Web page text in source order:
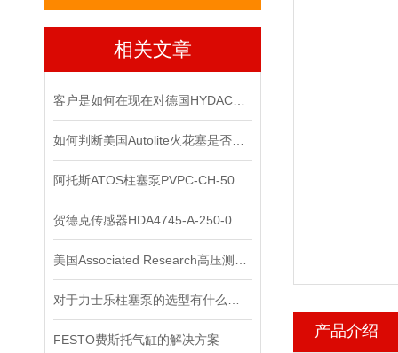
相关文章
FESTO费斯托气缸的解决方案 产品介绍